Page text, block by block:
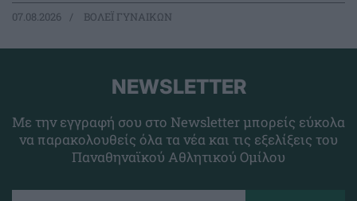
07.08.2026 ΒΟΛΕΪ ΓΥΝΑΙΚΩΝ
NEWSLETTER
Με την εγγραφή σου στο Newsletter μπορείς εύκολα
να παρακολουθείς όλα τα νέα και τις εξελίξεις του
Παναθηναϊκού Αθλητικού Ομίλου